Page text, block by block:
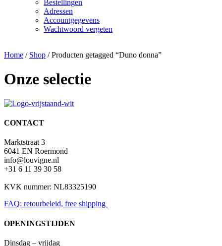
Bestellingen
Adressen
Accountgegevens
Wachtwoord vergeten
Home / Shop / Producten getagged “Duno donna”
Onze selectie
CONTACT
Marktstraat 3
6041 EN Roermond
info@louvigne.nl
+31 6 11 39 30 58
KVK nummer: NL83325190
FAQ: retourbeleid, free shipping
OPENINGSTIJDEN
Dinsdag – vrijdag